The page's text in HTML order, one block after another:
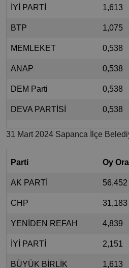
İYİ PARTİ 1,613
BTP 1,075
MEMLEKET 0,538
ANAP 0,538
DEM Parti 0,538
DEVA PARTİSİ 0,538
31 Mart 2024 Sapanca İlçe
Parti Oy
AK PARTİ 56,452
CHP 31,183
YENİDEN REFAH 4,839
İYİ PARTİ 2,151
BÜYÜK BİRLİK 1,613